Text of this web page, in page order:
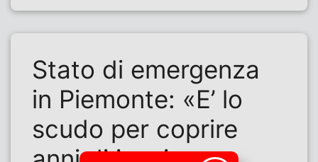
Stato di emergenza
in Piemonte: «E’ lo
scudo per coprire